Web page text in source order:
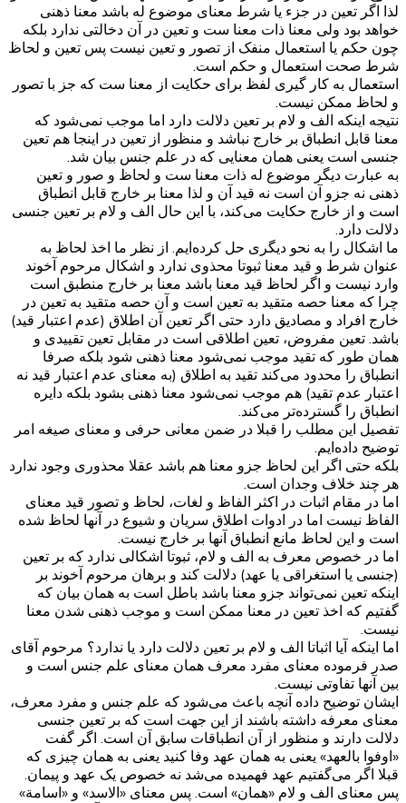
لذا اگر تعین در جزء‌ یا شرط معنای موضوع له باشد معنا ذهنی
خواهد بود ولی معنا ذات معنا ست و تعین در آن دخالتی ندارد بلکه
چون حکم یا استعمال منفک از تصور و تعین نیست پس تعین و لحاظ
شرط صحت استعمال و حکم است.
استعمال به کار گیری لفظ برای حکایت از معنا ست که جز با تصور
و لحاظ ممکن نیست.
نتیجه اینکه الف و لام بر تعین دلالت دارد اما موجب نمی‌شود که
معنا قابل انطباق بر خارج نباشد و منظور از تعین در اینجا هم تعین
جنسی است یعنی همان معنایی که در علم جنس بیان شد.
به عبارت دیگر موضوع له ذات معنا ست و لحاظ و صور و تعین
ذهنی نه جزو آن است نه قید آن و لذا معنا بر خارج قابل انطباق
است و از خارج حکایت می‌کند، با این حال الف و لام بر تعین جنسی
دلالت دارد.
ما اشکال را به نحو دیگری حل کرده‌ایم. از نظر ما اخذ لحاظ به
عنوان شرط و قید معنا ثبوتا محذوی ندارد و اشکال مرحوم آخوند
وارد نیست و اگر لحاظ قید معنا باشد معنا بر خارج منطبق است
چرا که معنا حصه‌ متقید به تعین است و آن حصه متقید به تعین در
خارج افراد و مصادیق دارد حتی اگر تعین آن اطلاق (عدم اعتبار قید)
باشد. تعین مفروض، تعین اطلاقی است در مقابل تعین تقییدی و
همان طور که تقید موجب نمی‌شود معنا ذهنی شود بلکه صرفا
انطباق را محدود می‌کند تقید به اطلاق (به معنای عدم اعتبار قید نه
اعتبار عدم تقید) هم موجب نمی‌شود معنا ذهنی بشود بلکه دایره
انطباق را گسترده‌تر می‌‌کند.
تفصیل این مطلب را قبلا در ضمن معانی حرفی و معنای صیغه امر
توضیح داده‌ایم.
بلکه حتی اگر این لحاظ جزو معنا هم باشد عقلا محذوری وجود ندارد
هر چند خلاف وجدان است.
اما در مقام اثبات در اکثر الفاظ و لغات، لحاظ و تصور قید معنای
الفاظ نیست اما در ادوات اطلاق سریان و شیوع در آنها لحاظ شده
است و این لحاظ مانع انطباق آنها بر خارج نیست.
اما در خصوص معرف به الف و لام، ثبوتا اشکالی ندارد که بر تعین
(جنسی یا استغراقی یا عهد) دلالت کند و برهان مرحوم آخوند بر
اینکه تعین نمی‌تواند جزو معنا باشد باطل است به همان بیان که
گفتیم که اخذ تعین در معنا ممکن است و موجب ذهنی شدن معنا
نیست.
اما اینکه آیا اثباتا الف و لام بر تعین دلالت دارد یا ندارد؟ مرحوم آقای
صدر فرموده معنای مفرد معرف همان معنای علم جنس است و
بین آنها تفاوتی نیست.
ایشان توضیح داده آنچه باعث می‌شود که علم جنس و مفرد معرف،
معنای معرفه داشته باشند از این جهت است که بر تعین جنسی
دلالت دارند و منظور از آن انطباقات سابق آن است. اگر گفت
«اوفوا بالعهد» یعنی به همان عهد وفا کنید یعنی به همان چیزی که
قبلا اگر می‌گفتیم عهد فهمیده می‌شد نه خصوص یک عهد و پیمان.
پس معنای الف و لام «همان» است. پس معنای «الاسد» و «اسامة»